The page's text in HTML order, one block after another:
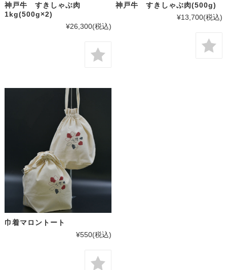
神戸牛 すきしゃぶ肉
1kg(500g×2)
¥26,300(税込)
神戸牛 すきしゃぶ肉(500g)
¥13,700(税込)
巾着マロントート
¥550(税込)